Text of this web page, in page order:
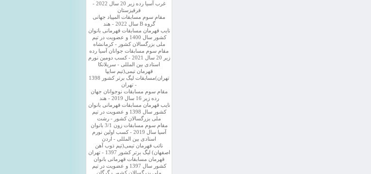
غرب آسیا رده زیر 20 سال 2022 -
قرقیزستان
مقام سوم مسابقات المپیاد جهانی
گروه B سال 2022 - هند
نایب قهرمان مسابقات قهرمانی بانوان
کشور سال 1400 و عضویت در تیم
ملی بزرگسالان کشور - کرمانشاه
مقام سوم مسابقات جوانان آسیا رده
زیر 20 سال 2021 - کسب دومین نورم
استادی بین المللی - سریلانکا
قهرمان تیمی(تیم سایپا
تهران)مسابقات لیگ برتر کشور 1398
- تهران
مقام سوم مسابقات نوجوانان جهان
رده زیر 16 سال 2019 - هند
نایب قهرمان مسابقات قهرمانی بانوان
کشور سال 1398 و عضویت در تیم
ملی بزرگسالان کشور - رشت
مقام سوم مسابقات زون 3/1 بانوان
آسیا سال 2019 - کسب اولین نورم
استادی بین المللی - اردن
نائب قهرمان تیمی(تیم ذوب آهن
اصفهان) لیگ برتر کشور 1397 - تهران
قهرمان مسابقات قهرمانی بانوان
کشور سال 1397 و عضویت در تیم
ملی بزرگسالان کشور - گرگان